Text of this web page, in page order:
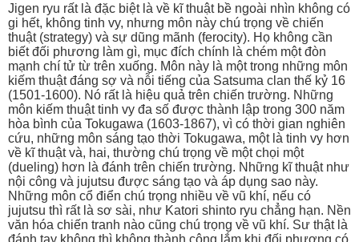
Jigen ryu rất là đặc biệt là về kĩ thuật bề ngoài nhìn không có
gi hết, không tinh vy, nhưng môn này chú trọng về chiến
thuật (strategy) và sự dũng mãnh (ferocity). Họ không cần
biết đối phương làm gì, mục đích chính là chém một đòn
mạnh chí tử từ trên xuống. Môn này là một trong những môn
kiếm thuật đáng sợ và nỗi tiếng của Satsuma clan thế kỷ 16
(1501-1600). Nó rất là hiệu quả trên chiến trường. Những
môn kiếm thuật tinh vy đa số được thành lập trong 300 năm
hòa bình của Tokugawa (1603-1867), vì có thời gian nghiên
cứu, những môn sáng tạo thời Tokugawa, một là tinh vy hơn
về kĩ thuật và, hai, thường chú trọng về một chọi một
(dueling) hơn là đánh trên chiến trường. Những kĩ thuật như
nội công và jujutsu được sáng tạo và áp dụng sao này.
Những môn cổ điển chú trọng nhiều về vũ khí, nếu có
jujutsu thì rất là sơ sài, như Katori shinto ryu chẳng hạn. Nền
văn hóa chiến tranh nào cũng chú trọng về vũ khí. Sư thật là
đánh tay không thì không thành công lắm khi đối phương có